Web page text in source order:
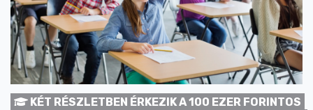
KÉT RÉSZLETBEN ÉRKEZIK A 100 EZER FORINTOS